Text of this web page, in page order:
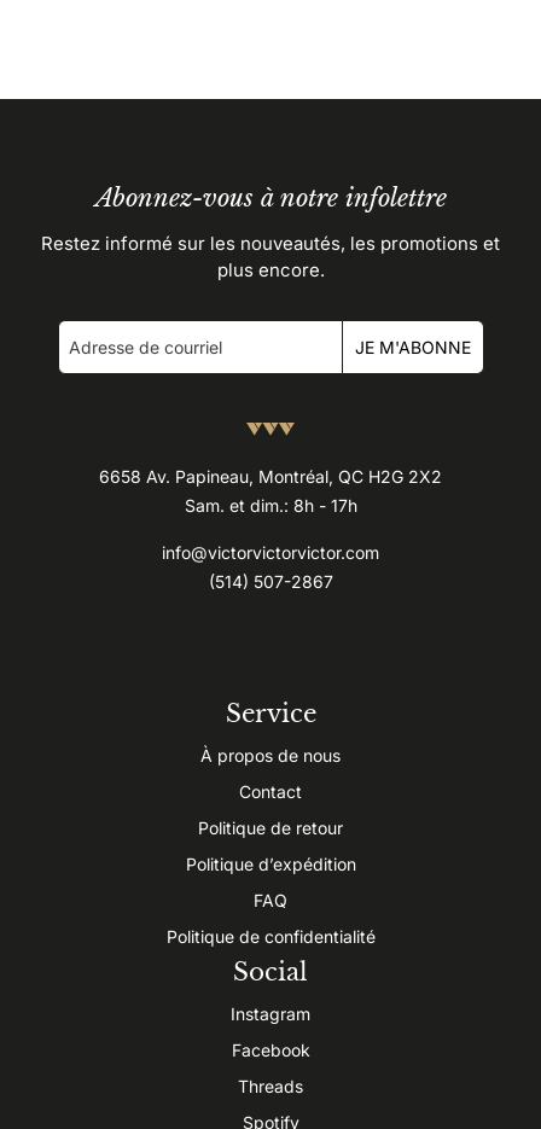
Abonnez-vous à notre infolettre
Restez informé sur les nouveautés, les promotions et
plus encore.
JE M'ABONNE
6658 Av. Papineau, Montréal, QC H2G 2X2
Sam. et dim.: 8h - 17h
info@victorvictorvictor.com
(514) 507-2867
Service
À propos de nous
Contact
Politique de retour
Politique d’expédition
FAQ
Politique de confidentialité
Social
Instagram
Facebook
Threads
Spotify